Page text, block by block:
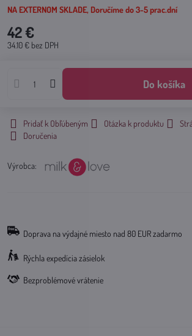
NA EXTERNOM SKLADE, Doručíme do 3-5 prac.dní
42 €
34.10 € bez DPH
Do košíka
Pridať k Obľúbeným Otázka k produktu
Doručenia
Výrobca:
Doprava na výdajné miesto nad 80 EUR zadarmo
Rýchla expedícia zásielok
Bezproblémové vrátenie